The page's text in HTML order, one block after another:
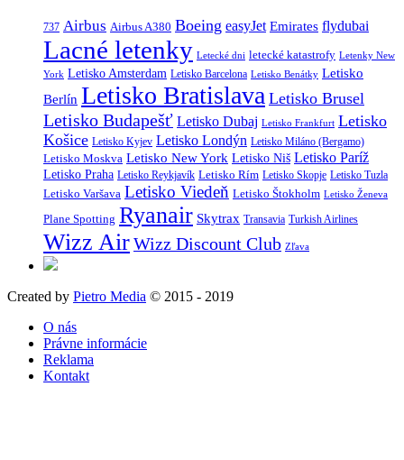
737 Airbus Airbus A380 Boeing easyJet Emirates flydubai
Lacné letenky Letecké dni letecké katastrofy Letenky New
York Letisko Amsterdam Letisko Barcelona Letisko Benátky Letisko
Berlín Letisko Bratislava Letisko Brusel
Letisko Budapešť Letisko Dubaj Letisko Frankfurt Letisko
Košice Letisko Kyjev Letisko Londýn Letisko Miláno (Bergamo)
Letisko Moskva Letisko New York Letisko Niš Letisko Paríž
Letisko Praha Letisko Reykjavík Letisko Rím Letisko Skopje Letisko Tuzla
Letisko Varšava Letisko Viedeň Letisko Štokholm Letisko Ženeva
Plane Spotting Ryanair Skytrax Transavia Turkish Airlines
Wizz AirWizz Discount Club Zľava
Created by Pietro Media © 2015 - 2019
O nás
Právne informácie
Reklama
Kontakt